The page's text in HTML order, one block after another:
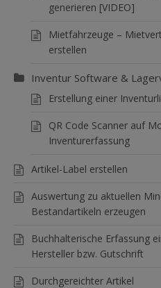
generieren [VIDEO]
Mietfahrzeuge –
erstellen
Inventur Software &
Erstellung einer
QR Code Scanner auf
Inventurerfassung
Artikel-Label erstellen
Auswertung zu aktuellen
Bestandartikeln erzeugen
Buchhalterische Erfassung
Hersteller bzw. Gutschrift
Durchgereichter Artikel